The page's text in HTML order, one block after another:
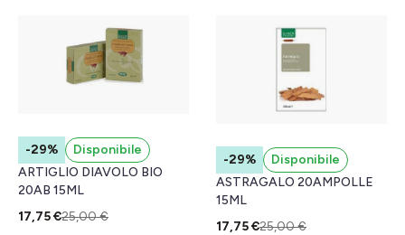
-29%
Disponibile
ARTIGLIO DIAVOLO BIO
20AB 15ML
17,75 €25,00 €
-29%
Disponibile
ASTRAGALO 20AMPOLLE
15ML
17,75 €25,00 €